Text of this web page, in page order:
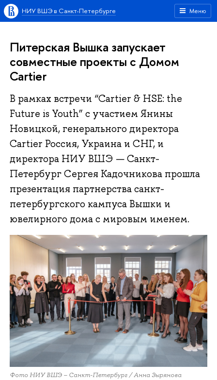
Меню
НИУ ВШЭ в Санкт-Петербурге
Питерская Вышка запускает
совместные проекты с Домом
Cartier
В рамках встречи “Cartier & HSЕ: the
Future is Youth” с участием Янины
Новицкой, генерального директора
Cartier Россия, Украина и СНГ, и
директора НИУ ВШЭ — Санкт-
Петербург Сергея Кадочникова прошла
презентация партнерства санкт-
петербургского кампуса Вышки и
ювелирного дома с мировым именем.
Фото НИУ ВШЭ – Санкт-Петербург / Анна Зырянова